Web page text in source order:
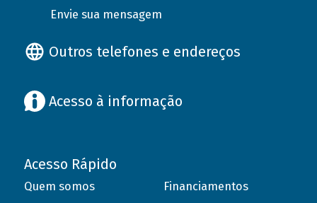
Envie sua mensagem
Outros telefones e endereços
Acesso à informação
Acesso Rápido
Quem somos
Financiamentos